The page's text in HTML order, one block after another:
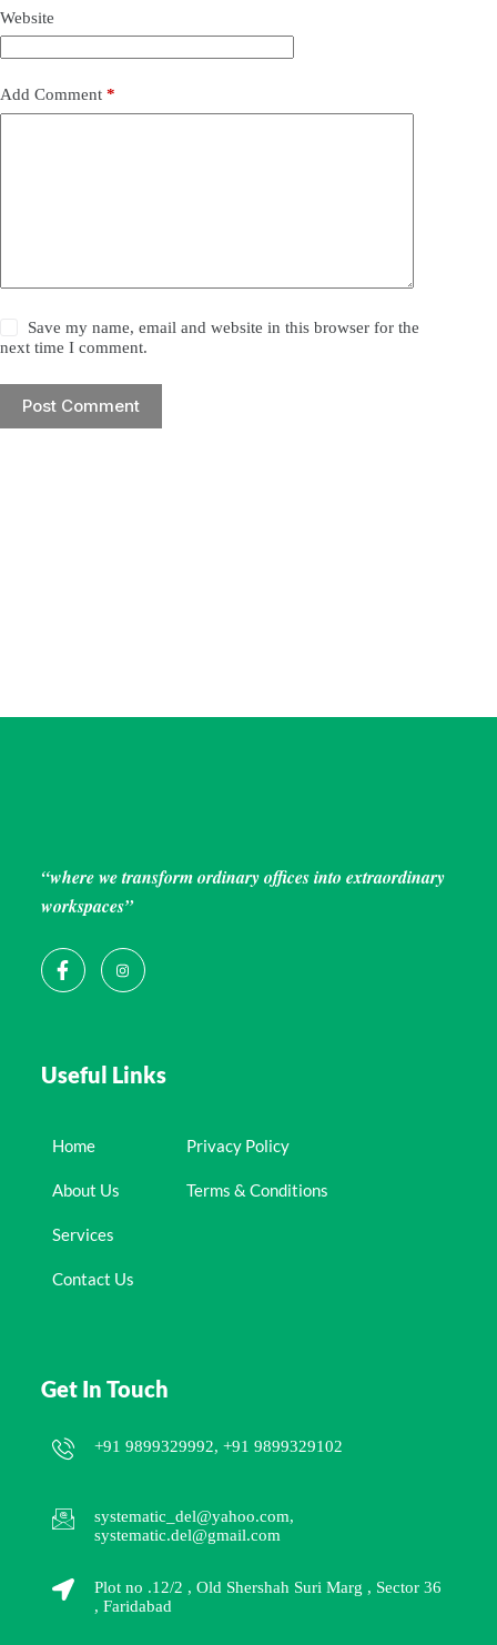
Website
Add Comment *
Save my name, email and website in this browser for the
next time I comment.
Post Comment
“where we transform ordinary offices into extraordinary
workspaces”
Useful Links
Home
About Us
Services
Contact Us
Privacy Policy
Terms & Conditions
Get In Touch
+91 9899329992, +91 9899329102
systematic_del@yahoo.com,
systematic.del@gmail.com
Plot no .12/2 , Old Shershah Suri Marg , Sector 36
, Faridabad